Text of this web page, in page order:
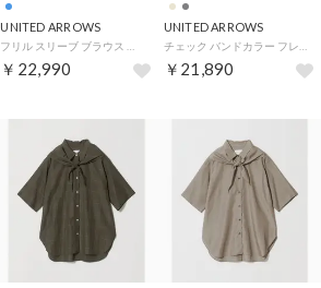
UNITED ARROWS
￥22,990
UNITED ARROWS
￥21,890